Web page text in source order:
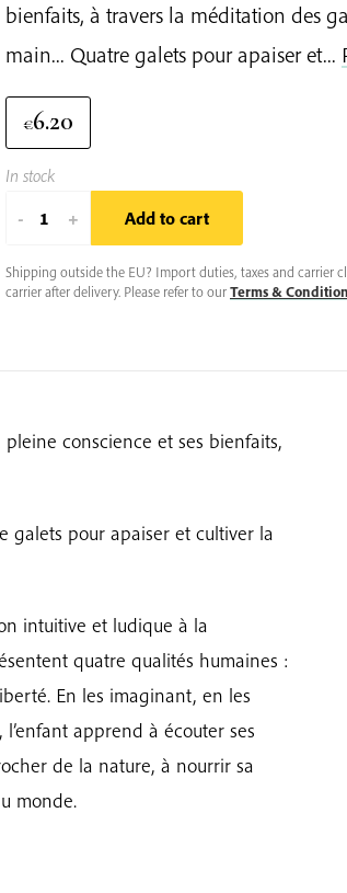
bienfaits, à travers la méditation des
main... Quatre galets pour apaiser et...
€6.20
In stock
-
Les
Cailloux
Du
+ Add to cart
Shipping outside the EU? Import duties, taxes and carrier
carrier after delivery. Please refer to ourTerms &
conscience et ses bienfaits,
galets pour apaiser et cultiver la
intuitive et ludique à la
quatre qualités humaines :
En les imaginant, en les
apprend à écouter ses
de la nature, à nourrir sa
monde.